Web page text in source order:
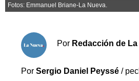
Horóscopo
Servicios
Datos
Fotos: Emmanuel Briane-La Nueva.
Por Redacción de
Por Sergio Daniel Peyssé /